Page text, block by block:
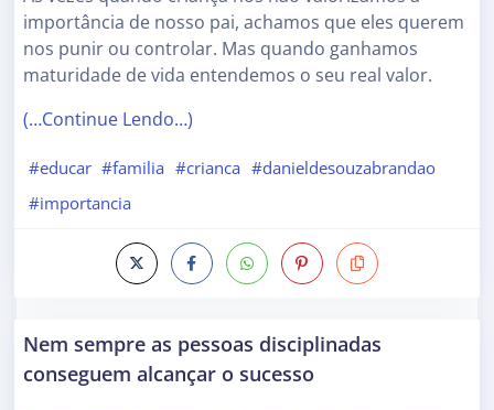
importância de nosso pai, achamos que eles querem
nos punir ou controlar. Mas quando ganhamos
maturidade de vida entendemos o seu real valor.
(…Continue Lendo…)
#educar #familia #crianca #danieldesouzabrandao
#importancia
Nem sempre as pessoas disciplinadas
conseguem alcançar o sucesso